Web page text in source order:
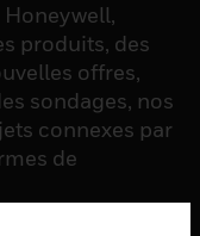
produits, des
offres,
sondages, nos
connexes par
de